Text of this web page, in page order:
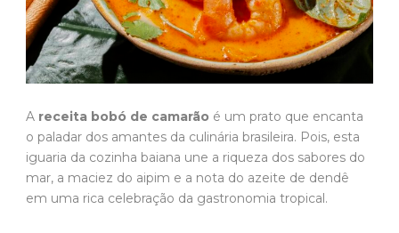
A receita bobó de camarão é um prato que encanta
o paladar dos amantes da culinária brasileira. Pois, esta
iguaria da cozinha baiana une a riqueza dos sabores do
mar, a maciez do aipim e a nota do azeite de dendê
em uma rica celebração da gastronomia tropical.